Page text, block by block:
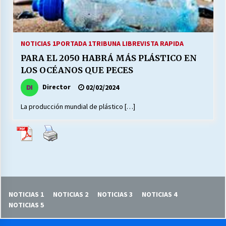
MUNICIPALIDAD, TRABAJADORES, CLIMA
13/07/2026
Escuela hospitalaria El Carmen de Maipu.
25/06/2026
16/06/2026
NOTICIAS 1PORTADA 1TRIBUNA LIBREVISTA RAPIDA
PARA EL 2050 HABRÁ MÁS PLÁSTICO EN
LOS OCÉANOS QUE PECES
Director 02/02/2024
La producción mundial de plástico […]
NOTICIAS 1 NOTICIAS 2 NOTICIAS 3
NOTICIAS 4
NOTICIAS 5